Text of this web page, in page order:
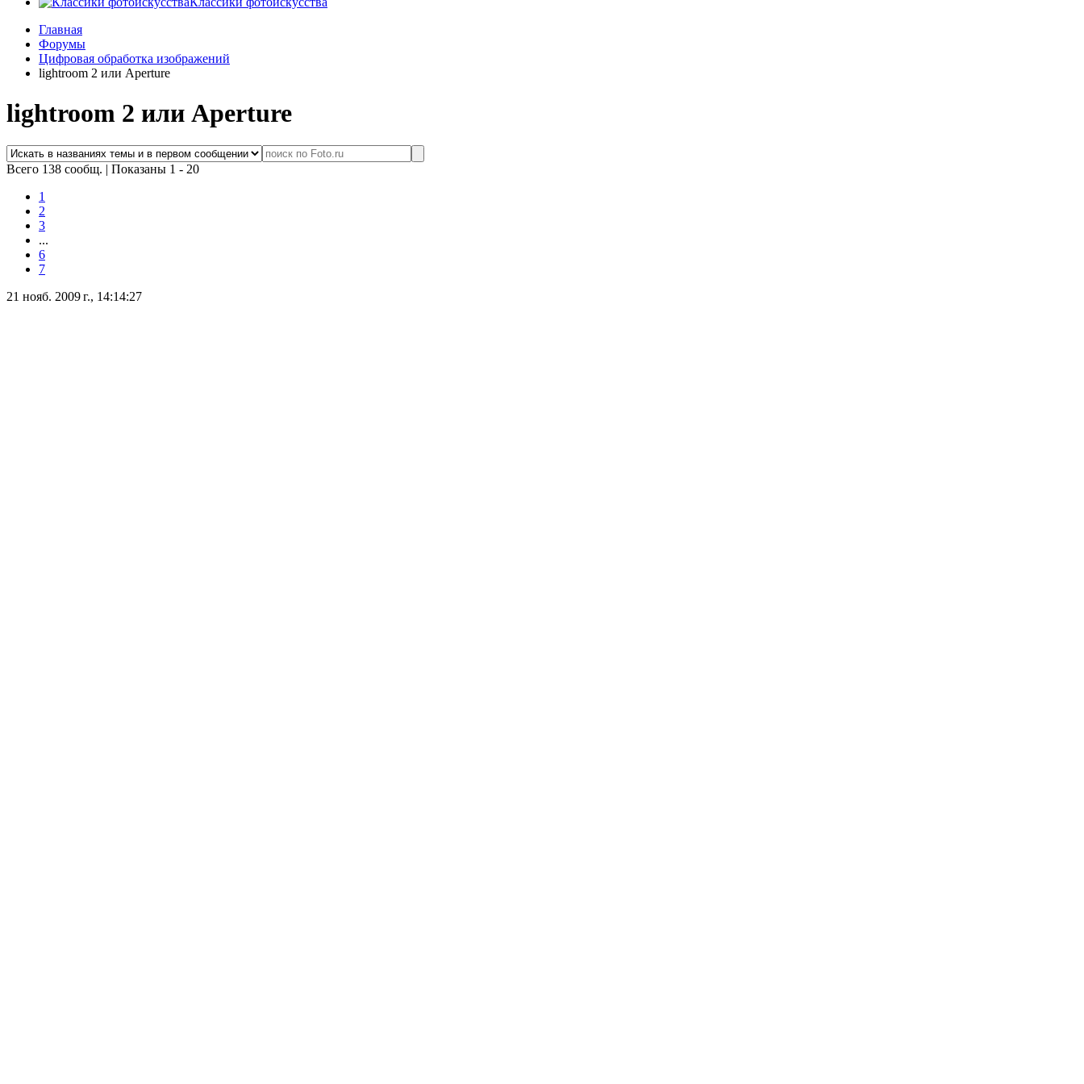
Главная
Форумы
Цифровая обработка изображений
lightroom 2 или Aperture
lightroom 2 или Aperture
Всего 138 сообщ. | Показаны 1 - 20
1
2
3
...
6
7
21 нояб. 2009 г., 14:14:27